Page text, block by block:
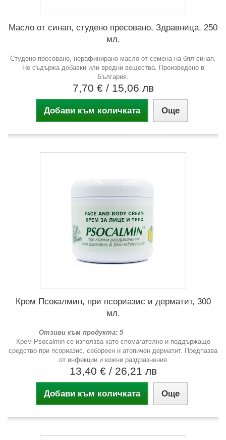
Масло от синап, студено пресовано, Здравница, 250
мл.
Студено пресовано, нерафинирано масло от семена на бял синап.
Не съдържа добавки или вредни вещества. Произведено в
България.
7,70 € / 15,06 лв
Добави към количката Още
Крем Псокалмин, при псориазис и дерматит, 300
мл.
Отзиви към продукта: 5
Крем Psocalmin се използва като спомагателно и поддържащо
средство при псориазис, себореен и атопичен дерматит. Предпазва
от инфекции и кожни раздразнения
13,40 € / 26,21 лв
Добави към количката Още